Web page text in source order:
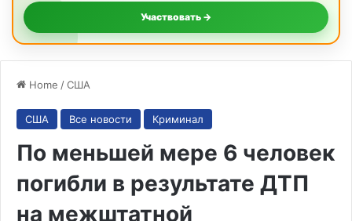
Участвовать →
Home /США
США Все новости Криминал
По меньшей мере 6 человек
погибли в результате ДТП
на межштатной